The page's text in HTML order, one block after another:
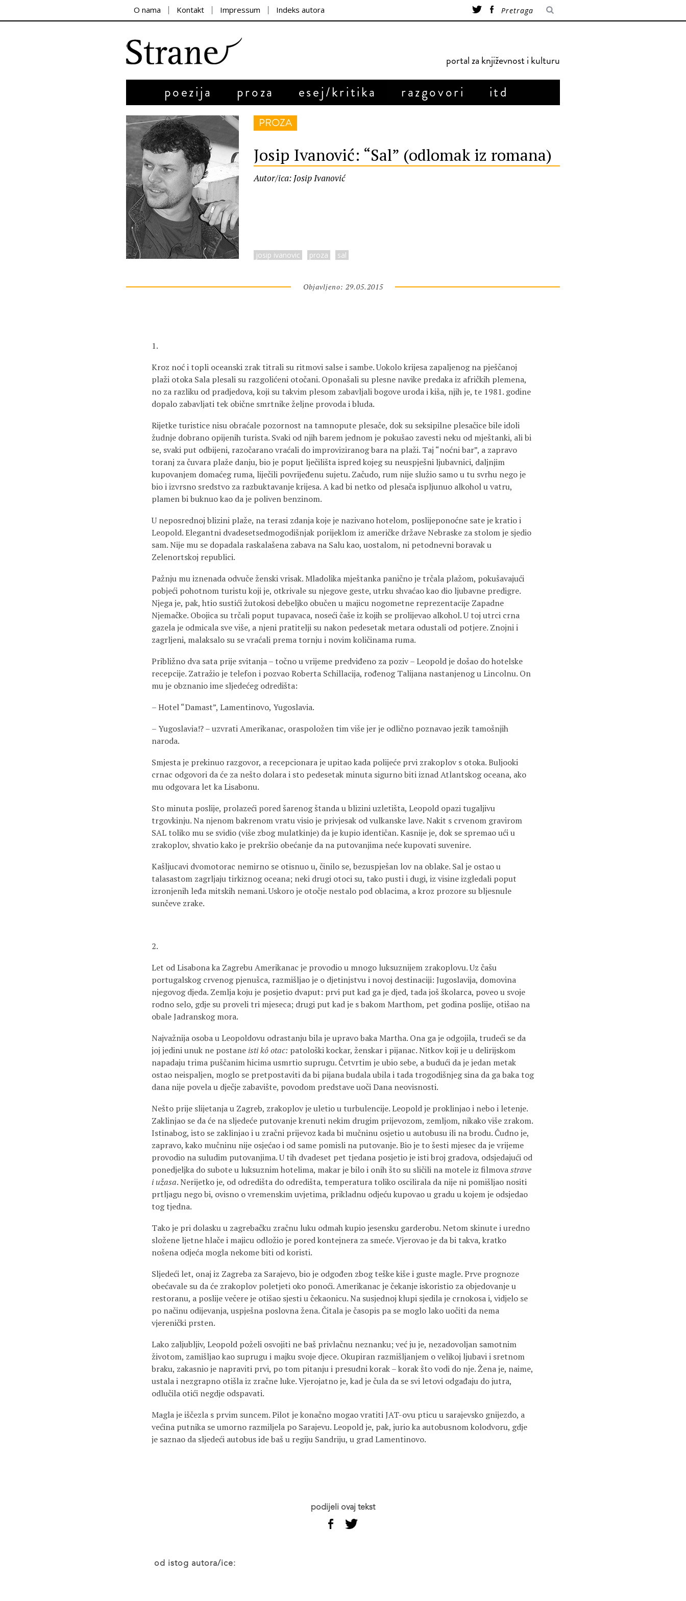
O nama Kontakt Impressum Indeks autora
portal za književnost i kulturu
poezija proza esej/kritika razgovori itd
PROZA
Josip Ivanović: “Sal” (odlomak iz romana)
Autor/ica: Josip Ivanović
josip ivanovic proza sal
Objavljeno: 29.05.2015
1.
Kroz noć i topli oceanski zrak titrali su ritmovi salse i sambe. Uokolo krijesa zapaljenog na pješčanoj
plaži otoka Sala plesali su razgolićeni otočani. Oponašali su plesne navike predaka iz afričkih plemena,
no za razliku od pradjedova, koji su takvim plesom zabavljali bogove uroda i kiša, njih je, te 1981. godine
dopalo zabavljati tek obične smrtnike željne provoda i bluda.
Rijetke turistice nisu obraćale pozornost na tamnopute plesače, dok su seksipilne plesačice bile idoli
žudnje dobrano opijenih turista. Svaki od njih barem jednom je pokušao zavesti neku od mještanki, ali bi
se, svaki put odbijeni, razočarano vraćali do improviziranog bara na plaži. Taj “noćni bar”, a zapravo
toranj za čuvara plaže danju, bio je poput lječilišta ispred kojeg su neuspješni ljubavnici, daljnjim
kupovanjem domaćeg ruma, liječili povrijeđenu sujetu. Začudo, rum nije služio samo u tu svrhu nego je
bio i izvrsno sredstvo za razbuktavanje krijesa. A kad bi netko od plesača ispljunuo alkohol u vatru,
plamen bi buknuo kao da je poliven benzinom.
U neposrednoj blizini plaže, na terasi zdanja koje je nazivano hotelom, poslijeponoćne sate je kratio i
Leopold. Elegantni dvadesetsedmogodišnjak porijeklom iz američke države Nebraske za stolom je sjedio
sam. Nije mu se dopadala raskalašena zabava na Salu kao, uostalom, ni petodnevni boravak u
Zelenortskoj republici.
Pažnju mu iznenada odvuče ženski vrisak. Mladolika mještanka panično je trčala plažom, pokušavajući
pobjeći pohotnom turistu koji je, otkrivale su njegove geste, utrku shvaćao kao dio ljubavne predigre.
Njega je, pak, htio sustići žutokosi debeljko obučen u majicu nogometne reprezentacije Zapadne
Njemačke. Obojica su trčali poput tupavaca, noseći čaše iz kojih se prolijevao alkohol. U toj utrci crna
gazela je odmicala sve više, a njeni pratitelji su nakon pedesetak metara odustali od potjere. Znojni i
zagrljeni, malaksalo su se vraćali prema tornju i novim količinama ruma.
Približno dva sata prije svitanja – točno u vrijeme predviđeno za poziv – Leopold je došao do hotelske
recepcije. Zatražio je telefon i pozvao Roberta Schillacija, rođenog Talijana nastanjenog u Lincolnu. On
mu je obznanio ime sljedećeg odredišta:
– Hotel “Damast”, Lamentinovo, Yugoslavia.
– Yugoslavia!? – uzvrati Amerikanac, oraspoložen tim više jer je odlično poznavao jezik tamošnjih
naroda.
Smjesta je prekinuo razgovor, a recepcionara je upitao kada polijeće prvi zrakoplov s otoka. Buljooki
crnac odgovori da će za nešto dolara i sto pedesetak minuta sigurno biti iznad Atlantskog oceana, ako
mu odgovara let ka Lisabonu.
Sto minuta poslije, prolazeći pored šarenog štanda u blizini uzletišta, Leopold opazi tugaljivu
trgovkinju. Na njenom bakrenom vratu visio je privjesak od vulkanske lave. Nakit s crvenom gravirom
SAL toliko mu se svidio (više zbog mulatkinje) da je kupio identičan. Kasnije je, dok se spremao ući u
zrakoplov, shvatio kako je prekršio obećanje da na putovanjima neće kupovati suvenire.
Kašljucavi dvomotorac nemirno se otisnuo u, činilo se, bezuspješan lov na oblake. Sal je ostao u
talasastom zagrljaju tirkiznog oceana; neki drugi otoci su, tako pusti i dugi, iz visine izgledali poput
izronjenih leđa mitskih nemani. Uskoro je otočje nestalo pod oblacima, a kroz prozore su bljesnule
sunčeve zrake.
2.
Let od Lisabona ka Zagrebu Amerikanac je provodio u mnogo luksuznijem zrakoplovu. Uz čašu
portugalskog crvenog pjenušca, razmišljao je o djetinjstvu i novoj destinaciji: Jugoslavija, domovina
njegovog djeda. Zemlja koju je posjetio dvaput: prvi put kad ga je djed, tada još školarca, poveo u svoje
rodno selo, gdje su proveli tri mjeseca; drugi put kad je s bakom Marthom, pet godina poslije, otišao na
obale Jadranskog mora.
Najvažnija osoba u Leopoldovu odrastanju bila je upravo baka Martha. Ona ga je odgojila, trudeći se da
joj jedini unuk ne postane isti kô otac: patološki kockar, ženskar i pijanac. Nitkov koji je u delirijskom
napadaju trima puščanim hicima usmrtio suprugu. Četvrtim je ubio sebe, a budući da je jedan metak
ostao neispaljen, moglo se pretpostaviti da bi pijana budala ubila i tada trogodišnjeg sina da ga baka tog
dana nije povela u dječje zabavište, povodom predstave uoči Dana neovisnosti.
Nešto prije slijetanja u Zagreb, zrakoplov je uletio u turbulencije. Leopold je proklinjao i nebo i letenje.
Zaklinjao se da će na sljedeće putovanje krenuti nekim drugim prijevozom, zemljom, nikako više zrakom.
Istinabog, isto se zaklinjao i u zračni prijevoz kada bi mučninu osjetio u autobusu ili na brodu. Čudno je,
zapravo, kako mučninu nije osjećao i od same pomisli na putovanje. Bio je to šesti mjesec da je vrijeme
provodio na suludim putovanjima. U tih dvadeset pet tjedana posjetio je isti broj gradova, odsjedajući od
ponedjeljka do subote u luksuznim hotelima, makar je bilo i onih što su sličili na motele iz filmovastrave
i užasa. Nerijetko je, od odredišta do odredišta, temperatura toliko oscilirala da nije ni pomišljao nositi
prtljagu nego bi, ovisno o vremenskim uvjetima, prikladnu odjeću kupovao u gradu u kojem je odsjedao
tog tjedna.
Tako je pri dolasku u zagrebačku zračnu luku odmah kupio jesensku garderobu. Netom skinute i uredno
složene ljetne hlače i majicu odložio je pored kontejnera za smeće. Vjerovao je da bi takva, kratko
nošena odjeća mogla nekome biti od koristi.
Sljedeći let, onaj iz Zagreba za Sarajevo, bio je odgođen zbog teške kiše i guste magle. Prve prognoze
obećavale su da će zrakoplov poletjeti oko ponoći. Amerikanac je čekanje iskoristio za objedovanje u
restoranu, a poslije večere je otišao sjesti u čekaonicu. Na susjednoj klupi sjedila je crnokosa i, vidjelo se
po načinu odijevanja, uspješna poslovna žena. Čitala je časopis pa se moglo lako uočiti da nema
vjerenički prsten.
Lako zaljubljiv, Leopold poželi osvojiti ne baš privlačnu neznanku; već ju je, nezadovoljan samotnim
životom, zamišljao kao suprugu i majku svoje djece. Okupiran razmišljanjem o velikoj ljubavi i sretnom
braku, zakasnio je napraviti prvi, po tom pitanju i presudni korak – korak što vodi do nje. Žena je, naime,
ustala i nezgrapno otišla iz zračne luke. Vjerojatno je, kad je čula da se svi letovi odgađaju do jutra,
odlučila otići negdje odspavati.
Magla je iščezla s prvim suncem. Pilot je konačno mogao vratiti JAT-ovu pticu u sarajevsko gnijezdo, a
većina putnika se umorno razmiljela po Sarajevu. Leopold je, pak, jurio ka autobusnom kolodvoru, gdje
je saznao da sljedeći autobus ide baš u regiju Sandriju, u grad Lamentinovo.
podijeli ovaj tekst
od istog autora/ice: